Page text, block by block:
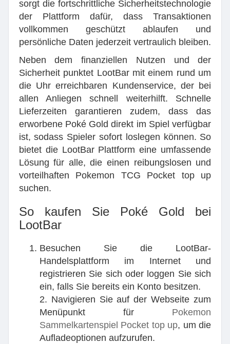
sorgt die fortschrittliche Sicherheitstechnologie
der Plattform dafür, dass Transaktionen
vollkommen geschützt ablaufen und
persönliche Daten jederzeit vertraulich bleiben.
Neben dem finanziellen Nutzen und der
Sicherheit punktet LootBar mit einem rund um
die Uhr erreichbaren Kundenservice, der bei
allen Anliegen schnell weiterhilft. Schnelle
Lieferzeiten garantieren zudem, dass das
erworbene Poké Gold direkt im Spiel verfügbar
ist, sodass Spieler sofort loslegen können. So
bietet die LootBar Plattform eine umfassende
Lösung für alle, die einen reibungslosen und
vorteilhaften Pokemon TCG Pocket top up
suchen.
So kaufen Sie Poké Gold bei
LootBar
Besuchen Sie die LootBar-
Handelsplattform im Internet und
registrieren Sie sich oder loggen Sie sich
ein, falls Sie bereits ein Konto besitzen.
2. Navigieren Sie auf der Webseite zum
Menüpunkt für Pokemon
Sammelkartenspiel Pocket top up, um die
Aufladeoptionen aufzurufen.